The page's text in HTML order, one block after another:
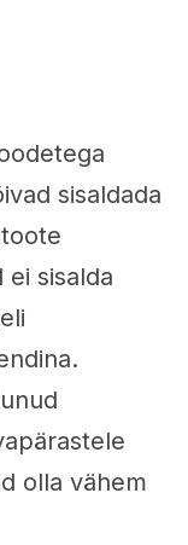
sisaldada
ei sisalda
olla vähem